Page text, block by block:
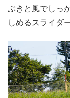
ぶきと風でしっ
しめるスライダ